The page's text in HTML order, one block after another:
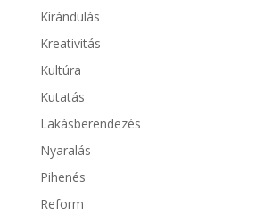
Kirándulás
Kreativitás
Kultúra
Kutatás
Lakásberendezés
Nyaralás
Pihenés
Reform